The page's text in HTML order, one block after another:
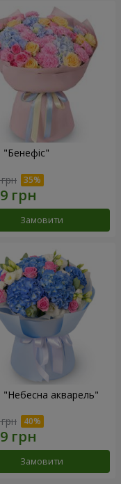
"Бенефіс"
Замовити
"Небесна акварель"
Замовити